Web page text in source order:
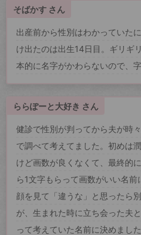
そばかす さん
出産前から性別はわかっていた
け出たのは出生14日目。ギリギ
本的に名字がかわらないので、
ららぽーと大好き さん
健診で性別が判ってから夫が時
で調べて考えてました。初めは
けど画数が良くなくて、最終的
ら1文字もらって画数がいい名
顔を見て「違うな」と思ったら
が、生まれた時に立ち会った夫
って考えていた名前に決めました